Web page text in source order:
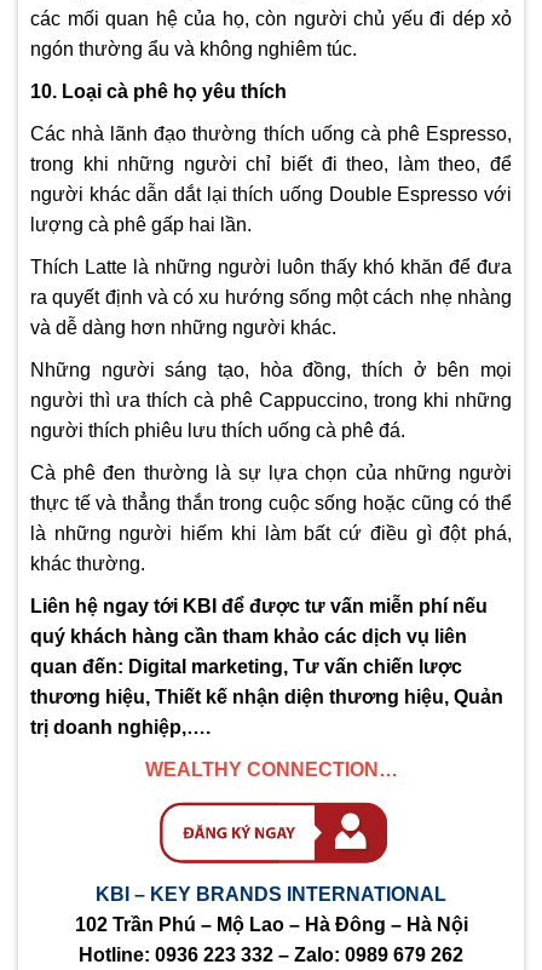
các mối quan hệ của họ, còn người chủ yếu đi dép xỏ
ngón thường ẩu và không nghiêm túc.
10. Loại cà phê họ yêu thích
Các nhà lãnh đạo thường thích uống cà phê Espresso,
trong khi những người chỉ biết đi theo, làm theo, để
người khác dẫn dắt lại thích uống Double Espresso với
lượng cà phê gấp hai lần.
Thích Latte là những người luôn thấy khó khăn để đưa
ra quyết định và có xu hướng sống một cách nhẹ nhàng
và dễ dàng hơn những người khác.
Những người sáng tạo, hòa đồng, thích ở bên mọi
người thì ưa thích cà phê Cappuccino, trong khi những
người thích phiêu lưu thích uống cà phê đá.
Cà phê đen thường là sự lựa chọn của những người
thực tế và thẳng thắn trong cuộc sống hoặc cũng có thể
là những người hiếm khi làm bất cứ điều gì đột phá,
khác thường.
Liên hệ ngay tới KBI để được tư vấn miễn phí nếu
quý khách hàng cần tham khảo các dịch vụ liên
quan đến: Digital marketing, Tư vấn chiến lược
thương hiệu, Thiết kế nhận diện thương hiệu, Quản
trị doanh nghiệp,….
WEALTHY CONNECTION…
KBI – KEY BRANDS INTERNATIONAL
102 Trần Phú – Mộ Lao – Hà Đông – Hà Nội
Hotline: 0936 223 332 – Zalo: 0989 679 262